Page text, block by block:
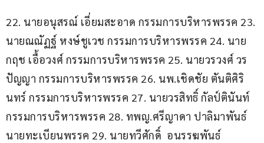
22. นายอนุสรณ์ เอี่ยมสะอาด กรรมการบริหารพรรค 23.
นายณณัฏฐ์ หงษ์ชูเวช กรรมการบริหารพรรค 24. นาย
กฤช เอื้อวงศ์ กรรมการบริหารพรรค 25. นายวรวงศ์ วร
ปัญญา กรรมการบริหารพรรค 26. นพ.เชิดชัย ตันติศิริ
นทร์ กรรมการบริหารพรรค 27. นายวรสิทธิ์ กัลป์ตินันท์
กรรมการบริหารพรรค 28. ทพญ.ศรีญาดา ปาลิมาพันธ์
นายทะเบียนพรรค 29. นายทวีศักดิ์  อนรรฆพันธ์